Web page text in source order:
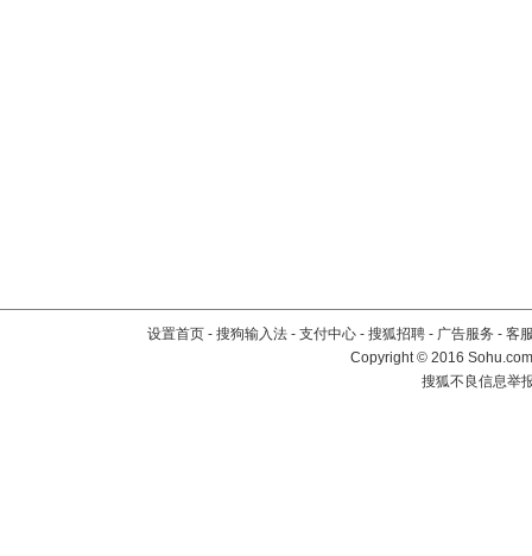
设置首页 - 搜狗输入法 - 支付中心 - 搜狐招聘 - 广告服务 - 客
Copyright©2016
搜狐不良信息举